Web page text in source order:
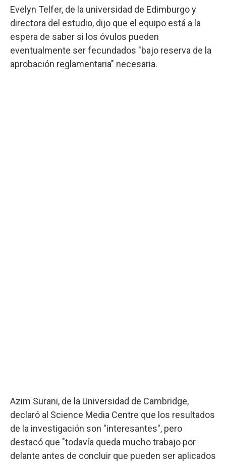
Evelyn Telfer, de la universidad de Edimburgo y
directora del estudio, dijo que el equipo está a la
espera de saber si los óvulos pueden
eventualmente ser fecundados "bajo reserva de la
aprobación reglamentaria" necesaria.
Azim Surani, de la Universidad de Cambridge,
declaró al Science Media Centre que los resultados
de la investigación son "interesantes", pero
destacó que "todavía queda mucho trabajo por
delante antes de concluir que pueden ser aplicados